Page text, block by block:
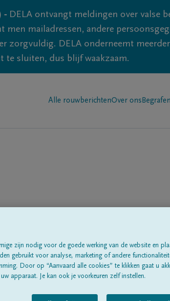
- DELA ontvangt meldingen over valse
mailadressen, andere
zorgvuldig. DELA onderneemt
te sluiten, dus blijf waakzaam.
Alle rouwberichtenOver ons
zijn nodig voor de goede werking van de website en
gebruikt voor analyse, marketing of andere
Door op “Aanvaard alle cookies” te klikken gaat u
apparaat. Je kan ook je voorkeuren zelf instellen.